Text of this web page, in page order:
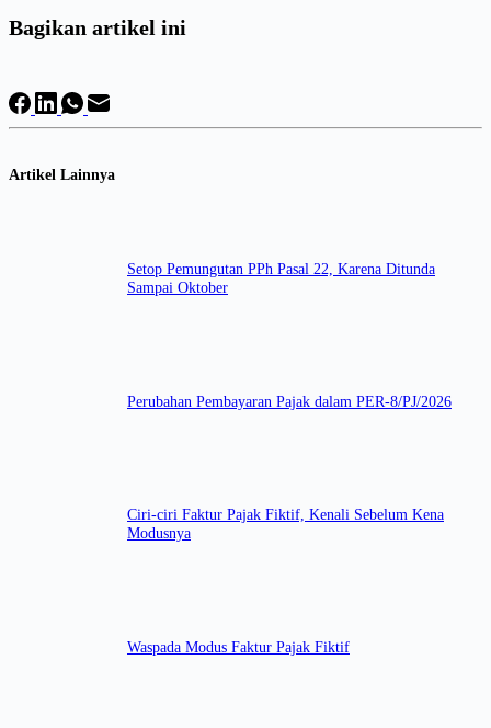
Bagikan artikel ini
Artikel Lainnya
Setop Pemungutan PPh Pasal 22, Karena Ditunda
Sampai Oktober
Perubahan Pembayaran Pajak dalam PER-8/PJ/2026
Ciri-ciri Faktur Pajak Fiktif, Kenali Sebelum Kena
Modusnya
Waspada Modus Faktur Pajak Fiktif